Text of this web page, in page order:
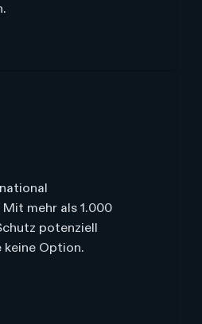
mehr als 1.000
potenziell
keine Option.